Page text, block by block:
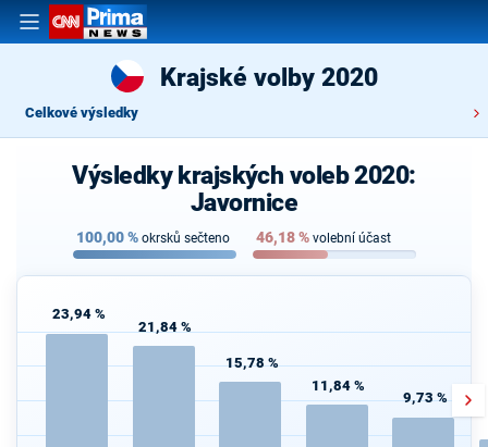
Krajské volby 2020
Celkové výsledky
Výsledky krajských voleb 2020:
Javornice
100,00% okrsků sečteno 46,18% volební účast
23,94 %
21,84 %
15,78 %
11,84 %
9,73 %